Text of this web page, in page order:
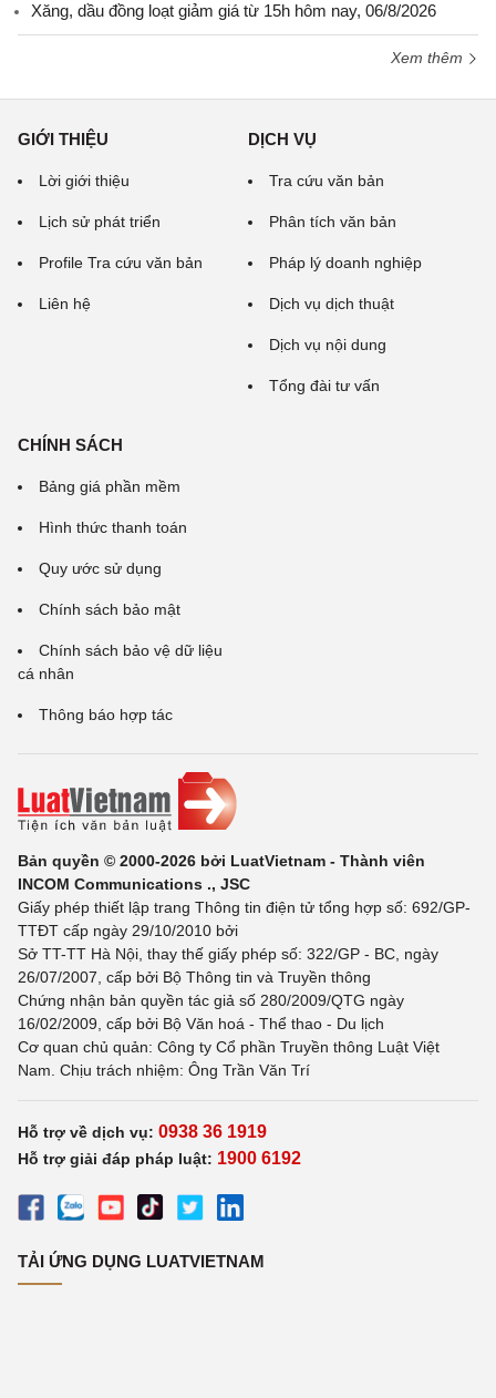
Xăng, dầu đồng loạt giảm giá từ 15h hôm nay, 06/8/2026
Xem thêm
GIỚI THIỆU
Lời giới thiệu
Lịch sử phát triển
Profile Tra cứu văn bản
Liên hệ
DỊCH VỤ
Tra cứu văn bản
Phân tích văn bản
Pháp lý doanh nghiệp
Dịch vụ dịch thuật
Dịch vụ nội dung
Tổng đài tư vấn
CHÍNH SÁCH
Bảng giá phần mềm
Hình thức thanh toán
Quy ước sử dụng
Chính sách bảo mật
Chính sách bảo vệ dữ liệu
cá nhân
Thông báo hợp tác
Bản quyền © 2000-2026 bởi LuatVietnam - Thành viên
INCOM Communications ., JSC
Giấy phép thiết lập trang Thông tin điện tử tổng hợp số: 692/GP-
TTĐT cấp ngày 29/10/2010 bởi
Sở TT-TT Hà Nội, thay thế giấy phép số: 322/GP - BC, ngày
26/07/2007, cấp bởi Bộ Thông tin và Truyền thông
Chứng nhận bản quyền tác giả số 280/2009/QTG ngày
16/02/2009, cấp bởi Bộ Văn hoá - Thể thao - Du lịch
Cơ quan chủ quản: Công ty Cổ phần Truyền thông Luật Việt
Nam. Chịu trách nhiệm: Ông Trần Văn Trí
Hỗ trợ về dịch vụ: 0938 36 1919
Hỗ trợ giải đáp pháp luật: 1900 6192
TẢI ỨNG DỤNG LUATVIETNAM